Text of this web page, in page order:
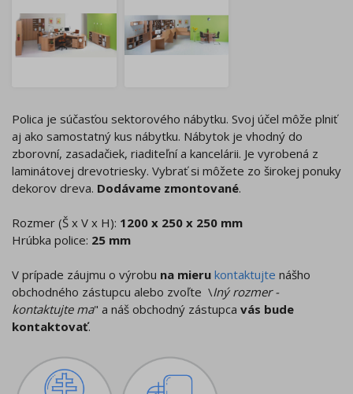
Polica je súčasťou sektorového nábytku. Svoj účel môže plniť
aj ako samostatný kus nábytku. Nábytok je vhodný do
zborovní, zasadačiek, riaditeľní a kancelárii. Je vyrobená z
laminátovej drevotriesky. Vybrať si môžete zo širokej ponuky
dekorov dreva. Dodávame zmontované.
Rozmer (Š x V x H): 1200 x 250 x 250 mm
Hrúbka police: 25 mm
V prípade záujmu o výrobu na mieru kontaktujte nášho
obchodného zástupcu alebo zvoľte \Iný rozmer -
kontaktujte ma" a náš obchodný zástupca vás bude
kontaktovať.